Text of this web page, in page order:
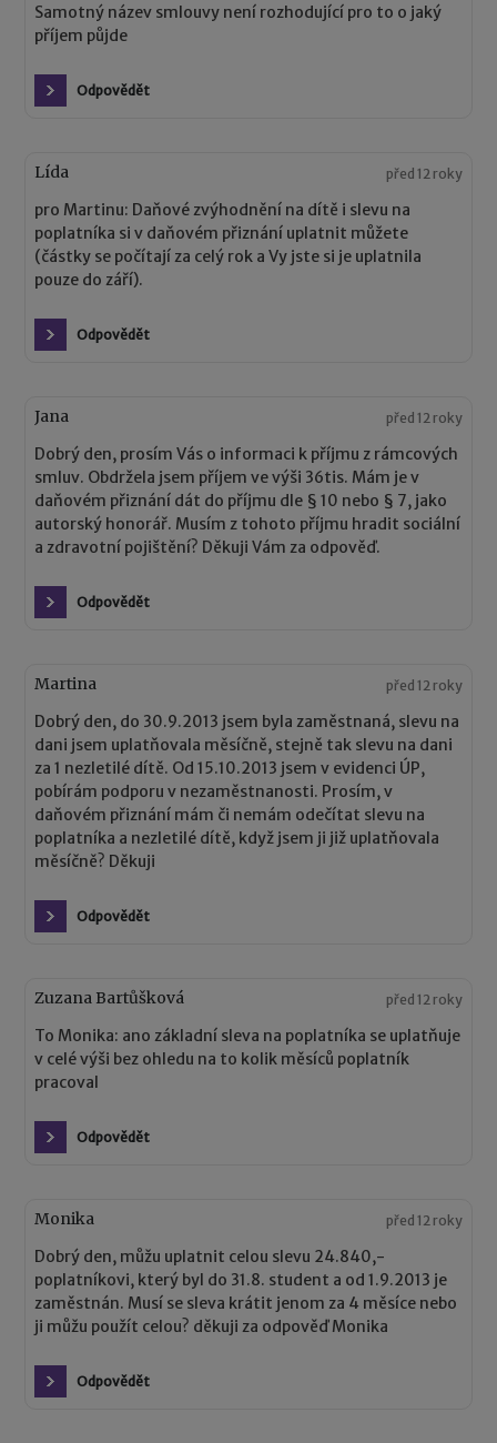
Samotný název smlouvy není rozhodující pro to o jaký
příjem půjde
Odpovědět
Lída před 12 roky
pro Martinu: Daňové zvýhodnění na dítě i slevu na
poplatníka si v daňovém přiznání uplatnit můžete
(částky se počítají za celý rok a Vy jste si je uplatnila
pouze do září).
Odpovědět
Jana před 12 roky
Dobrý den, prosím Vás o informaci k příjmu z rámcových
smluv. Obdržela jsem příjem ve výši 36tis. Mám je v
daňovém přiznání dát do příjmu dle § 10 nebo § 7, jako
autorský honorář. Musím z tohoto příjmu hradit sociální
a zdravotní pojištění? Děkuji Vám za odpověď.
Odpovědět
Martina před 12 roky
Dobrý den, do 30.9.2013 jsem byla zaměstnaná, slevu na
dani jsem uplatňovala měsíčně, stejně tak slevu na dani
za 1 nezletilé dítě. Od 15.10.2013 jsem v evidenci ÚP,
pobírám podporu v nezaměstnanosti. Prosím, v
daňovém přiznání mám či nemám odečítat slevu na
poplatníka a nezletilé dítě, když jsem ji již uplatňovala
měsíčně? Děkuji
Odpovědět
Zuzana Bartůšková před 12 roky
To Monika: ano základní sleva na poplatníka se uplatňuje
v celé výši bez ohledu na to kolik měsíců poplatník
pracoval
Odpovědět
Monika před 12 roky
Dobrý den, můžu uplatnit celou slevu 24.840,-
poplatníkovi, který byl do 31.8. student a od 1.9.2013 je
zaměstnán. Musí se sleva krátit jenom za 4 měsíce nebo
ji můžu použít celou? děkuji za odpověď Monika
Odpovědět